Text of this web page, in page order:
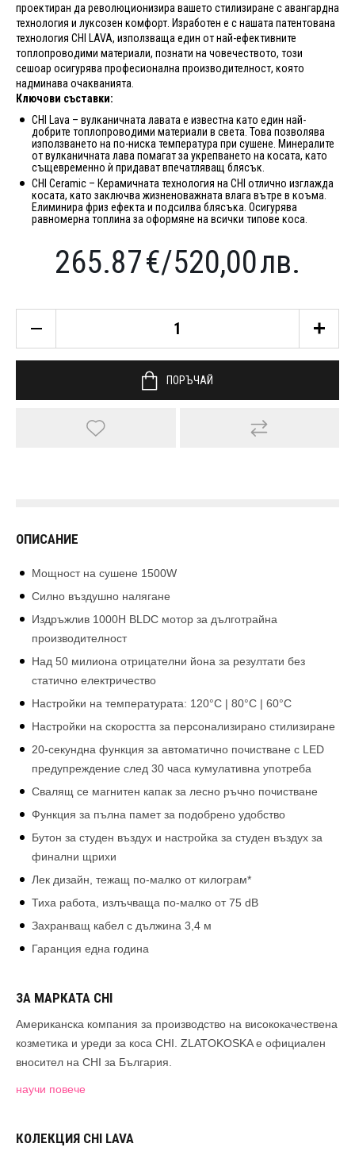
проектиран да революционизира вашето стилизиране с авангардна
технология и луксозен комфорт. Изработен е с нашата патентована
технология CHI LAVA, използваща един от най-ефективните
топлопроводими материали, познати на човечеството, този
сешоар осигурява професионална производителност, която
надминава очакванията.
Ключови съставки:
CHI Lava – вулканичната лавата е известна като един най-
добрите топлопроводими материали в света. Това позволява
използването на по-ниска температура при сушене. Минералите
от вулканичната лава помагат за укрепването на косата, като
същевременно ѝ придават впечатляващ блясък.
CHI Ceramic – Керамичната технология на CHI отлично изглажда
косата, като заключва жизненоважната влага вътре в коъма.
Елиминира фриз ефекта и подсилва блясъка. Осигурява
равномерна топлина за оформяне на всички типове коса.
265.87€/520,00лв.
ПОРЪЧАЙ
ОПИСАНИЕ
Mощност на сушене 1500W
Силно въздушно налягане
Издръжлив 1000H BLDC мотор за дълготрайна
производителност
Над 50 милиона отрицателни йона за резултати без
статично електричество
Настройки на температурата: 120°C | 80°C | 60°C
Настройки на скоростта за персонализирано стилизиране
20-секундна функция за автоматично почистване с LED
предупреждение след 30 часа кумулативна употреба
Свалящ се магнитен капак за лесно ръчно почистване
Функция за пълна памет за подобрено удобство
Бутон за студен въздух и настройка за студен въздух за
финални щрихи
Лек дизайн, тежащ по-малко от килограм*
Тиха работа, излъчваща по-малко от 75 dB
Захранващ кабел с дължина 3,4 м
Гаранция една година
ЗА МАРКАТА CHI
Американска компания за производство на висококачествена
козметика и уреди за коса CHI. ZLATOKOSKA е oфициален
вносител на CHI за България.
научи повече
КОЛЕКЦИЯ CHI LAVA